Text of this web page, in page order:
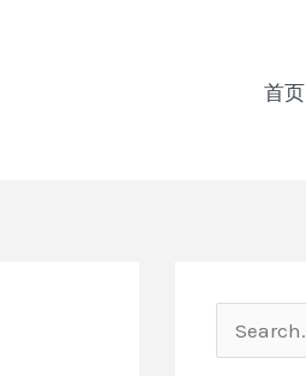
首页
索